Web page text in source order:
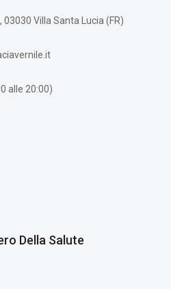
Villa Santa Lucia (FR)
alle 20:00)
Della Salute